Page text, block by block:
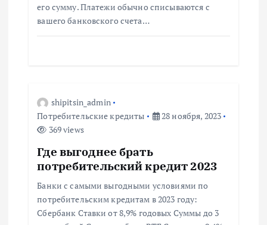
м
его сумму. Платежи обычно списываются с
вашего банковского счета…
shipitsin_admin
Потребительские кредиты
28 ноября, 2023
369 views
Где выгоднее брать
потребительский кредит 2023
Банки с самыми выгодными условиями по
потребительским кредитам в 2023 году:
Сбербанк Ставки от 8,9% годовых Суммы до 3